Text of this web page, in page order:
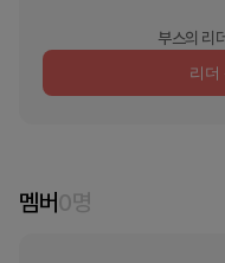
부스의 리
리더
멤버0명